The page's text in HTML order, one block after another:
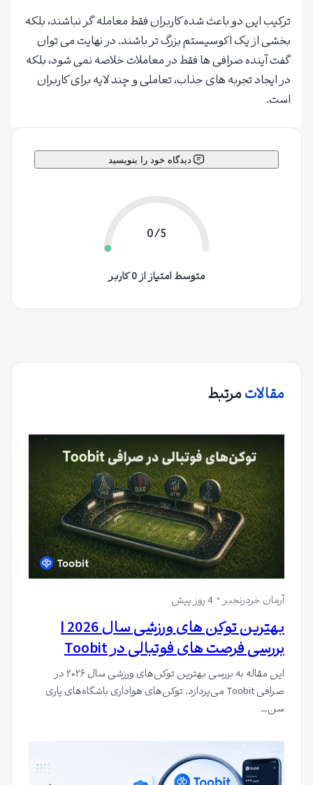
ترکیب این دو باعث شده کاربران فقط معامله گر نباشند، بلکه
بخشی از یک اکوسیستم بزرگ تر باشند. در نهایت می توان
گفت آینده صرافی ها فقط در معاملات خلاصه نمی شود، بلکه
در ایجاد تجربه های جذاب، تعاملی و چند لایه برای کاربران
است.
دیدگاه خود را بنویسید
0/5
متوسط امتیاز از 0 کاربر
مقالاتمرتبط
آرمان خردرنجبر 4 روز پیش
بهترین توکن های ورزشی سال 2026 |
بررسی فرصت های فوتبالی در Toobit
این مقاله به بررسی بهترین توکن‌های ورزشی سال ۲۰۲۶ در
صرافی Toobit می‌پردازد. توکن‌های هواداری باشگاه‌های پاری
سن…